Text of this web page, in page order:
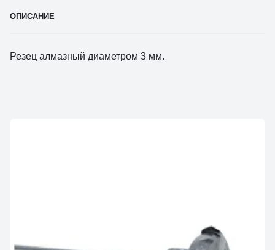
ОПИСАНИЕ
Резец алмазный диаметром 3 мм.